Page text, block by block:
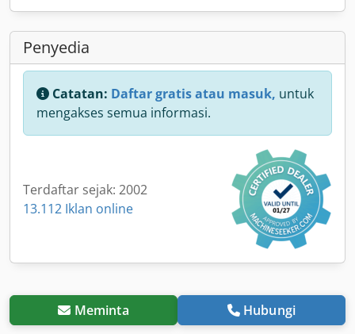
Penyedia
Catatan: Daftar gratis atau masuk, untuk
mengakses semua informasi.
Terdaftar sejak: 2002
13.112 Iklan online
Meminta Hubungi